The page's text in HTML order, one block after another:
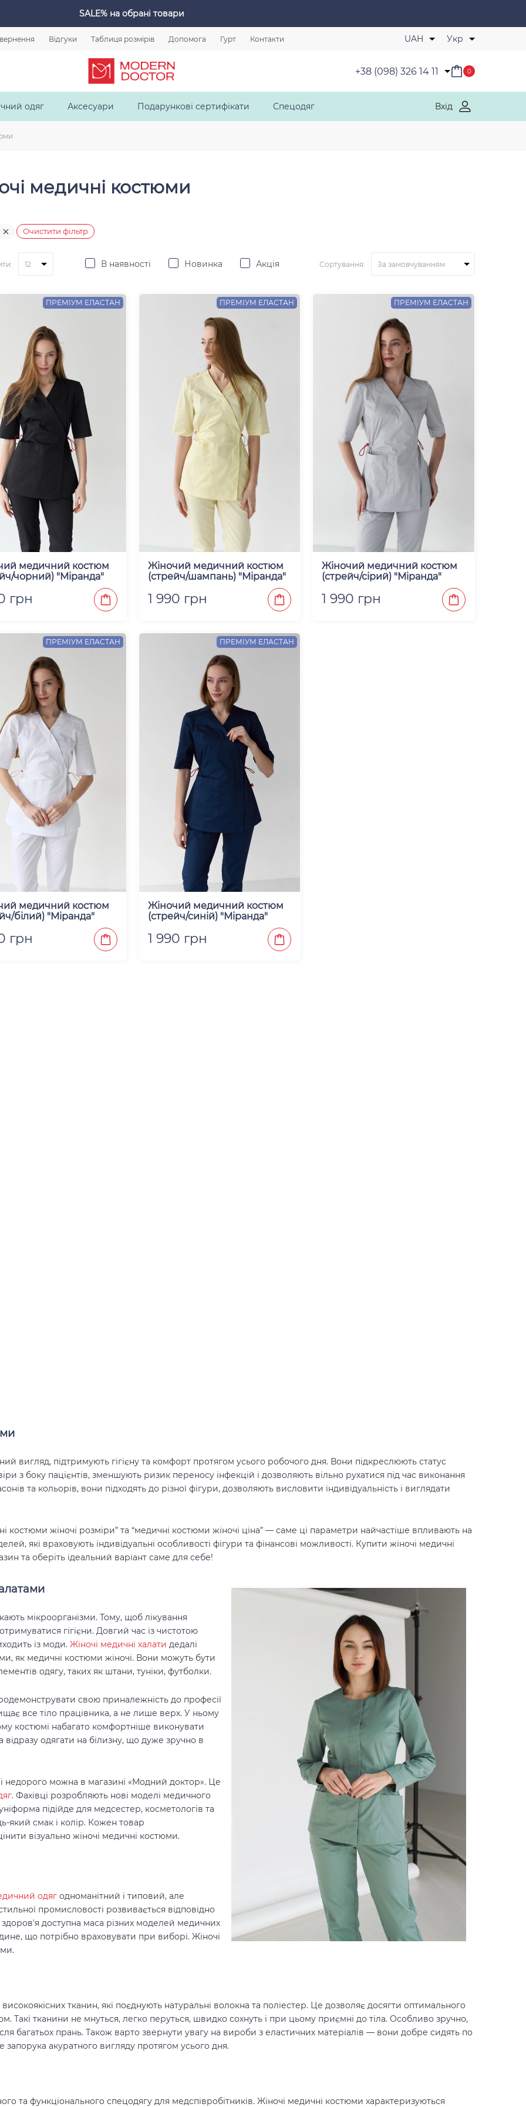
SALE% на обрані товари
Відгуки Таблиця розмірів Допомога Гурт Контакти UAH Укр
+38 (098) 326 14 11 0
одяг Аксесуари Подарункові сертифікати Спецодяг Вхід
медичні костюми
Очистити фільтр
В наявності Новинка Акція Сортування:
ПРЕМІУМ ЕЛАСТАН
медичний костюм
чорний) "Міранда"
грн
ПРЕМІУМ ЕЛАСТАН
Жіночий медичний костюм
(стрейч/шампань) "Міранда"
1 990 грн
ПРЕМІУМ ЕЛАСТАН
Жіночий медичний костюм
(стрейч/сірий) "Міранда"
1 990 грн
ПРЕМІУМ ЕЛАСТАН
медичний костюм
білий) "Міранда"
грн
ПРЕМІУМ ЕЛАСТАН
Жіночий медичний костюм
(стрейч/синій) "Міранда"
1 990 грн
вигляд, підтримують гігієну та комфорт протягом усього робочого дня. Вони підкреслюють статус
з боку пацієнтів, зменшують ризик переносу інфекцій і дозволяють вільно рухатися під час виконання
та кольорів, вони підходять до різної фігури, дозволяють висловити індивідуальність і виглядати
костюми жіночі розміри” та “медичні костюми жіночі ціна” — саме ці параметри найчастіше впливають на
які враховують індивідуальні особливості фігури та фінансові можливості. Купити жіночі медичні
та оберіть ідеальний варіант саме для себе!
мікроорганізми. Тому, щоб лікування
гігієни. Довгий час із чистотою
із моди. Жіночі медичні халати дедалі
як медичні костюми жіночі. Вони можуть бути
одягу, таких як штани, туніки, футболки.
свою приналежність до професії
все тіло працівника, а не лише верх. У ньому
костюмі набагато комфортніше виконувати
відразу одягати на білизну, що дуже зручно в
недорого можна в магазині «Модний доктор». Це
. Фахівці розробляють нові моделі медичного
підійде для медсестер, косметологів та
який смак і колір. Кожен товар
візуально жіночі медичні костюми.
одяг одноманітний і типовий, але
промисловості розвивається відповідно
доступна маса різних моделей медичних
що потрібно враховувати при виборі. Жіночі
тканин, які поєднують натуральні волокна та поліестер. Це дозволяє досягти оптимального
Такі тканини не мнуться, легко перуться, швидко сохнуть і при цьому приємні до тіла. Особливо зручно,
багатьох прань. Також варто звернути увагу на вироби з еластичних матеріалів — вони добре сидять по
акуратного вигляду протягом усього дня.
та функціонального спецодягу для медспівробітників. Жіночі медичні костюми характеризуються
Обрані товари